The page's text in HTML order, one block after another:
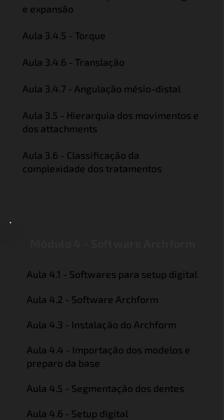
e expansão
Aula 3.4.5 - Torque
Aula 3.4.6 - Translação
Aula 3.4.7 - Angulação mésio-distal
Aula 3.5 - Hierarquia dos movimentos e
dos attachments
Aula 3.6 - Classificação da
complexidade dos tratamentos
Aula 4.1 - Softwares para setup digital
Aula 4.2 - Software Archform
Aula 4.3 - Instalação do Archform
Aula 4.4 - Importação dos modelos e
preparo da base
Aula 4.5 - Segmentação dos dentes
Aula 4.6 - Setup digital